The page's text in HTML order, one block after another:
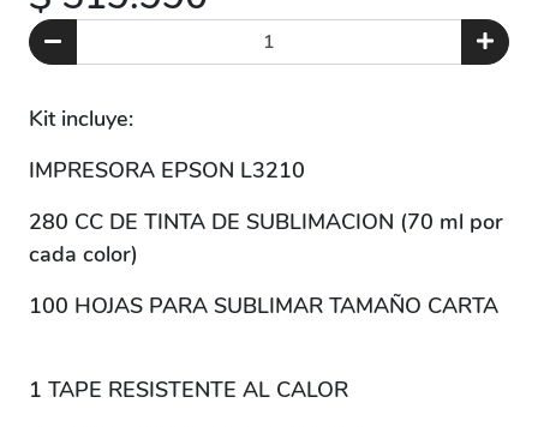
Kit incluye:
IMPRESORA EPSON L3210
280 CC DE TINTA DE SUBLIMACION (70 ml por
cada color)
100 HOJAS PARA SUBLIMAR TAMAÑO CARTA
1 TAPE RESISTENTE AL CALOR